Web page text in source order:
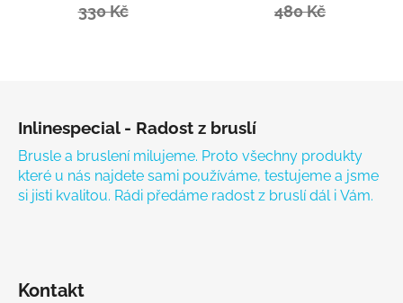
330 Kč 480 Kč
Inlinespecial - Radost z bruslí
Brusle a bruslení milujeme. Proto všechny produkty
které u nás najdete sami používáme, testujeme a jsme
si jisti kvalitou. Rádi předáme radost z bruslí dál i Vám.
Kontakt